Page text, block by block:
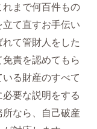
まで何百件もの
て直すお手伝い
て管財人をした
責を認めてもら
る財産のすべて
要な説明をする
なら、自己破産